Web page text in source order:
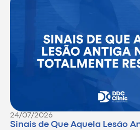
24/07/2026
Sinais de Que Aquela Lesão